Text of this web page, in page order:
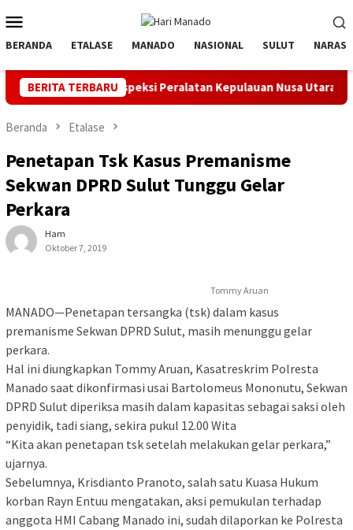
ke
kontenMobile
BERANDA ETALASE MANADO NASIONAL SULUT NARASI
BERITA TERBARU
Inspeksi Peralatan Kepulauan Nusa Utara PLN
Beranda Etalase
Penetapan Tsk Kasus Premanisme
Sekwan DPRD Sulut Tunggu Gelar
Perkara
Ham
Oktober 7, 2019
Tommy Aruan
MANADO—Penetapan tersangka (tsk) dalam kasus
premanisme Sekwan DPRD Sulut, masih menunggu gelar
perkara.
Hal ini diungkapkan Tommy Aruan, Kasatreskrim Polresta
Manado saat dikonfirmasi usai Bartolomeus Mononutu, Sekwan
DPRD Sulut diperiksa masih dalam kapasitas sebagai saksi oleh
penyidik, tadi siang, sekira pukul 12.00 Wita
“Kita akan penetapan tsk setelah melakukan gelar perkara,”
ujarnya.
Sebelumnya, Krisdianto Pranoto, salah satu Kuasa Hukum
korban Rayn Entuu mengatakan, aksi pemukulan terhadap
anggota HMI Cabang Manado ini, sudah dilaporkan ke Polresta